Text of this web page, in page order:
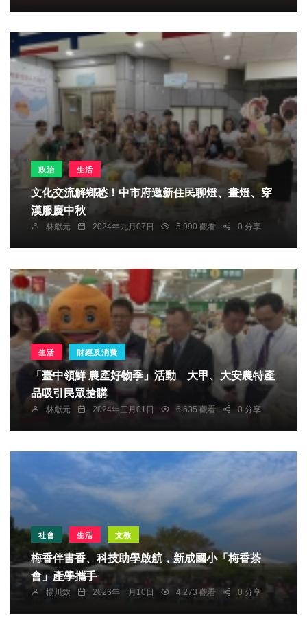
政治 生活
文化交流解鄉愁！中市府邀新住民聊燈、畫燈、穿
漢服慶中秋
林獻元 2024年九月07日 5,990 觀看 0 分享
生活 財經及消費
「臺中領鮮 農產好物季」活動 大甲、大安農特產
品吸引民眾搶購
林獻元 2024年三月01日 6,635 觀看 0 分享
社會 生活 文教
梅香伴書香、科技助學啟航，新成國小「梅香茶
會」產學攜手
楊川欽 2026年一月10日 4,273 觀看 0 分享